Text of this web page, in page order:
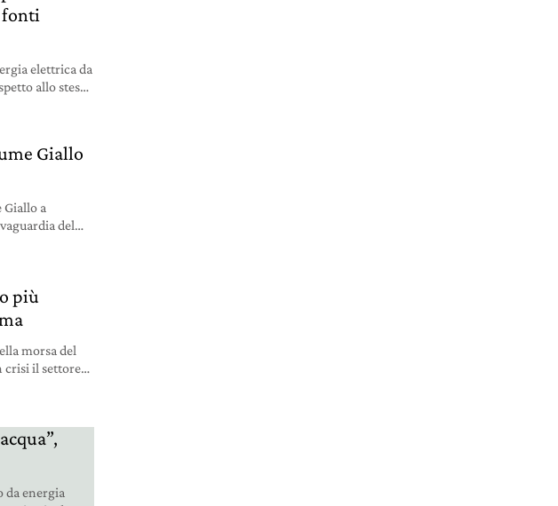
fonti
elettrica da
allo stesso
Giallo
Giallo a
del
più
morsa del
crisi il settore
da energia